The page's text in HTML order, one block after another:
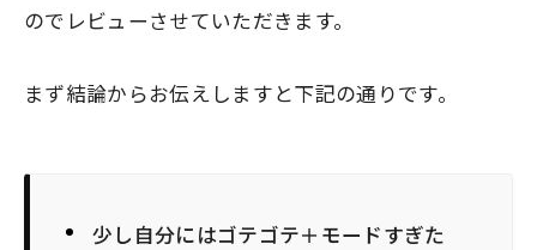
のでレビューさせていただきます。
まず結論からお伝えしますと下記の通りです。
少し自分にはゴテゴテ＋モードすぎた